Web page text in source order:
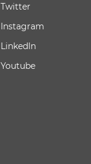
Twitter
Instagram
LinkedIn
Youtube